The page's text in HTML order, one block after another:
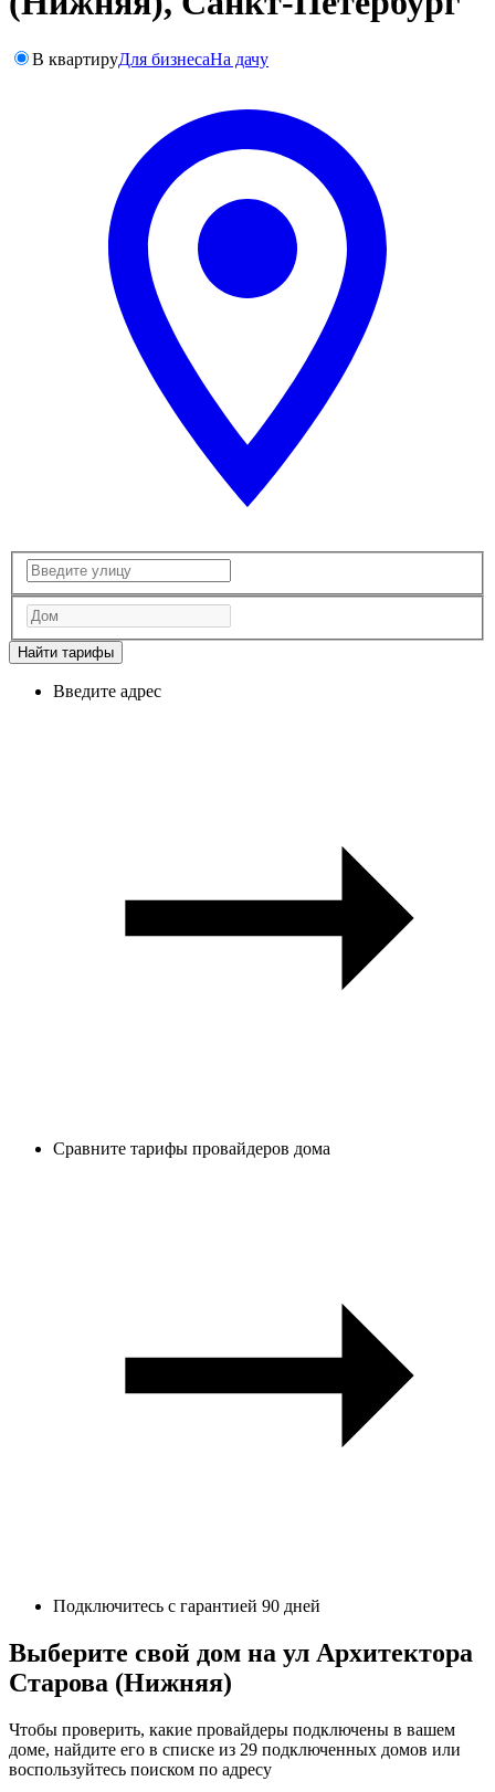
В квартируДля бизнесаНа дачу
Найти тарифы
Введите адрес
Сравните тарифы провайдеров дома
Подключитесь с гарантией 90 дней
Выберите свой дом на ул Архитектора
Старова (Нижняя)
Чтобы проверить, какие провайдеры подключены в вашем
доме, найдите его в списке из 29 подключенных домов или
воспользуйтесь поиском по адресу